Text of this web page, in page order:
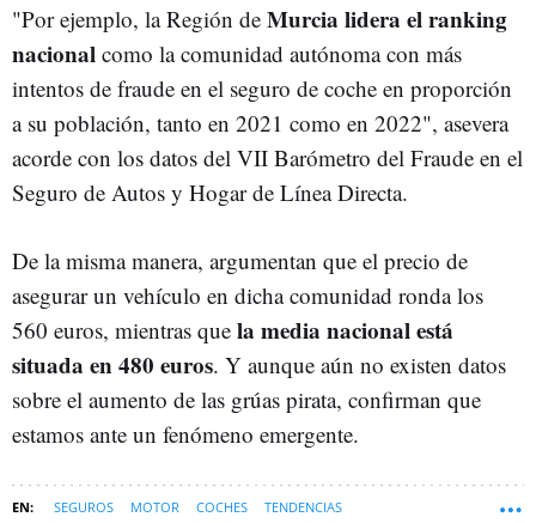
"Por ejemplo, la Región de Murcia lidera el ranking
nacional como la comunidad autónoma con más
intentos de fraude en el seguro de coche en proporción
a su población, tanto en 2021 como en 2022", asevera
acorde con los datos del VII Barómetro del Fraude en el
Seguro de Autos y Hogar de Línea Directa.
De la misma manera, argumentan que el precio de
asegurar un vehículo en dicha comunidad ronda los
560 euros, mientras que la media nacional está
situada en 480 euros. Y aunque aún no existen datos
sobre el aumento de las grúas pirata, confirman que
estamos ante un fenómeno emergente.
SEGUROS MOTOR COCHES TENDENCIAS